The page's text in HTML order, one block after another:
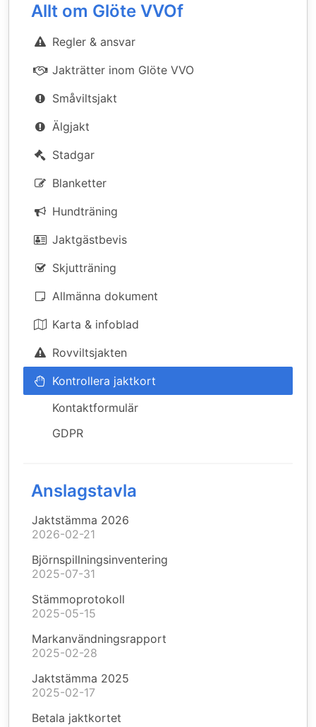
Allt om Glöte VVOf
Regler & ansvar
Jakträtter inom Glöte VVO
Småviltsjakt
Älgjakt
Stadgar
Blanketter
Hundträning
Jaktgästbevis
Skjutträning
Allmänna dokument
Karta & infoblad
Rovviltsjakten
Kontrollera jaktkort
Kontaktformulär
GDPR
Anslagstavla
Jaktstämma 2026
2026-02-21
Björnspillningsinventering
2025-07-31
Stämmoprotokoll
2025-05-15
Markanvändningsrapport
2025-02-28
Jaktstämma 2025
2025-02-17
Betala jaktkortet